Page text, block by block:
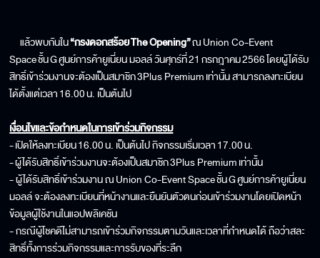
แล้วพบกันใน“กรงดอกสร้อยThe Opening”ณUnion Co-Event
Spaceชั้นGศูนย์การค้ายูเนี่ยน มอลล์ วันศุกร์ที่21กรกฎาคม2566โดยผู้ได้รับ
สิทธิ์เข้าร่วมงานจะต้องเป็นสมาชิก3Plus Premiumเท่านั้น สามารถลงทะเบียน
ได้ตั้งแต่เวลา16.00น. เป็นต้นไป
เงื่อนไขและข้อกำหนดในการเข้าร่วมกิจกรรม
-เปิดให้ลงทะเบียน16.00น. เป็นต้นไป กิจกรรมเริ่มเวลา17.00น.
-ผู้ได้รับสิทธิ์เข้าร่วมงานจะต้องเป็นสมาชิก3Plus Premiumเท่านั้น
- ผู้ได้รับสิทธิ์เข้าร่วมงาน ณUnion Co-Event Spaceชั้นGศูนย์การค้ายูเนี่ยน
มอลล์ จะต้องลงทะเบียนที่หน้างานและยืนยันตัวตนก่อนเข้าร่วมงานโดยเปิดหน้า
ข้อมูลผู้ใช้งานในแอปพลิเคชัน
- กรณีผู้โชคดีไม่สามารถเข้าร่วมกิจกรรมตามวันและเวลาที่กำหนดได้ ถือว่าสละ
สิทธิ์ทั้งการร่วมกิจกรรมและการรับของที่ระลึก